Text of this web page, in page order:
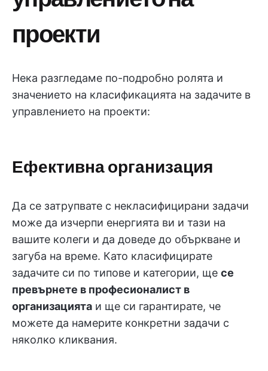
проекти
Нека разгледаме по-подробно ролята и
значението на класификацията на задачите в
управлението на проекти:
Ефективна организация
Да се затрупвате с некласифицирани задачи
може да изчерпи енергията ви и тази на
вашите колеги и да доведе до объркване и
загуба на време. Като класифицирате
задачите си по типове и категории, ще се
превърнете в професионалист в
организацията и ще си гарантирате, че
можете да намерите конкретни задачи с
няколко кликвания.